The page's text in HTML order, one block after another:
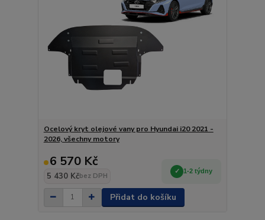
Ocelový kryt olejové vany pro Hyundai i20 2021 -
2026, všechny motory
6 570 Kč
5 430 Kčbez DPH
1-2 týdny
Přidat do košíku